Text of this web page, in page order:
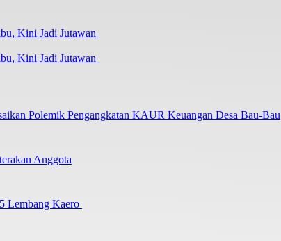
Kini Jadi Jutawan
Polemik Pengangkatan KAUR Keuangan Desa Bau-Bau
Anggota
Lembang Kaero